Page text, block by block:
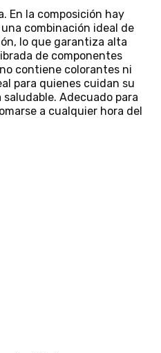
En la composición hay
combinación ideal de
lo que garantiza alta
de componentes
contiene colorantes ni
para quienes cuidan su
Adecuado para
a cualquier hora del